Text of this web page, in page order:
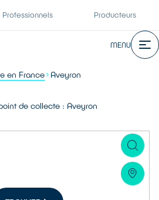
Professionnels Producteurs
MENU
en France Aveyron
de collecte : Aveyron